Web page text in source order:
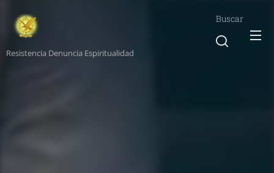
Resistencia Denuncia Espiritualidad
Buscar